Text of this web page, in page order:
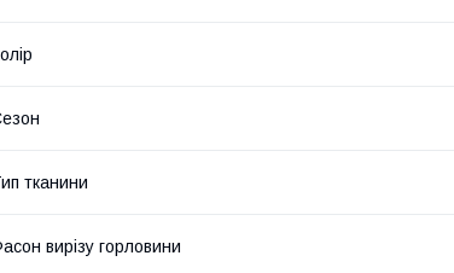
тканини
вирізу горловини